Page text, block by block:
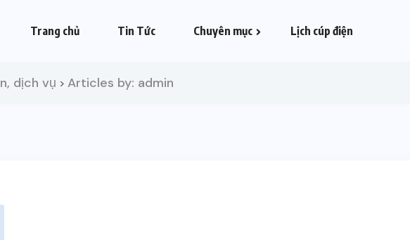
Trang chủ Tin Tức Chuyên mục Lịch cúp điện
dịch vụ > Articles by: admin